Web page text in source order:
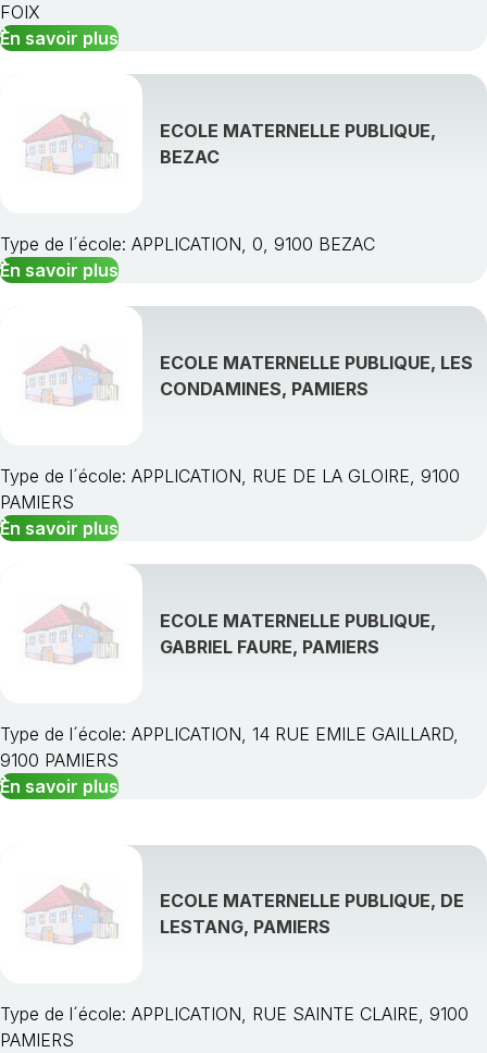
FOIX
En savoir plus
ECOLE MATERNELLE PUBLIQUE,
BEZAC
Type de l´école: APPLICATION, 0, 9100 BEZAC
En savoir plus
ECOLE MATERNELLE PUBLIQUE, LES
CONDAMINES, PAMIERS
Type de l´école: APPLICATION, RUE DE LA GLOIRE, 9100
PAMIERS
En savoir plus
ECOLE MATERNELLE PUBLIQUE,
GABRIEL FAURE, PAMIERS
Type de l´école: APPLICATION, 14 RUE EMILE GAILLARD,
9100 PAMIERS
En savoir plus
ECOLE MATERNELLE PUBLIQUE, DE
LESTANG, PAMIERS
Type de l´école: APPLICATION, RUE SAINTE CLAIRE, 9100
PAMIERS